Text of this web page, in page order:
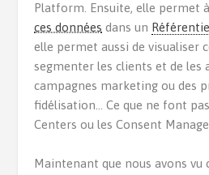
Platform. Ensuite, elle permet
ces données dans un
elle permet aussi de visualiser
segmenter les clients et de les
campagnes marketing ou des
fidélisation… Ce que ne font
Centers ou les Consent
Maintenant que nous avons